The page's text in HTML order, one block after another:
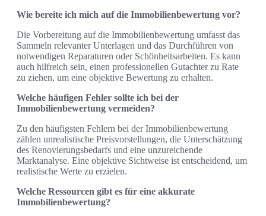
Wie bereite ich mich auf die Immobilienbewertung vor?
Die Vorbereitung auf die Immobilienbewertung umfasst das
Sammeln relevanter Unterlagen und das Durchführen von
notwendigen Reparaturen oder Schönheitsarbeiten. Es kann
auch hilfreich sein, einen professionellen Gutachter zu Rate
zu ziehen, um eine objektive Bewertung zu erhalten.
Welche häufigen Fehler sollte ich bei der
Immobilienbewertung vermeiden?
Zu den häufigsten Fehlern bei der Immobilienbewertung
zählen unrealistische Preisvorstellungen, die Unterschätzung
des Renovierungsbedarfs und eine unzureichende
Marktanalyse. Eine objektive Sichtweise ist entscheidend, um
realistische Werte zu erzielen.
Welche Ressourcen gibt es für eine akkurate
Immobilienbewertung?